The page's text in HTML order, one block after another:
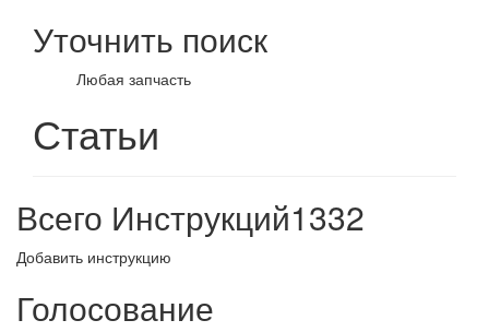
Уточнить поиск
Любая запчасть
Статьи
Всего Инструкций1332
Добавить инструкцию
Голосование